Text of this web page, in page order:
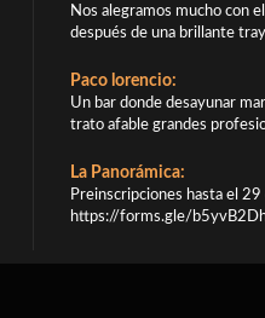
Nos alegramos mucho con
después de una brillante
Paco lorencio:
Un bar donde desayunar
trato afable grandes
La Panorámica:
Preinscripciones hasta el
https://forms.gle/